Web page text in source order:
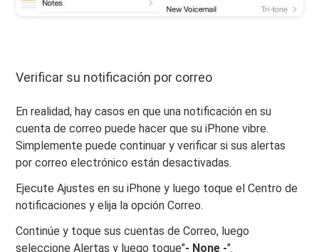
Verificar su notificación por correo
En realidad, hay casos en que una notificación en su
cuenta de correo puede hacer que su iPhone vibre.
Simplemente puede continuar y verificar si sus alertas
por correo electrónico están desactivadas.
Ejecute Ajustes en su iPhone y luego toque el Centro de
notificaciones y elija la opción Correo.
Continúe y toque sus cuentas de Correo, luego
seleccione Alertas y luego toque"- None -".